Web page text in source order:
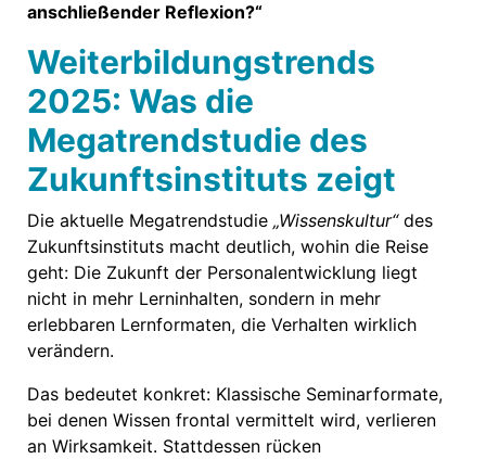
anschließender Reflexion?“
Weiterbildungstrends
2025: Was die
Megatrendstudie des
Zukunftsinstituts zeigt
Die aktuelle Megatrendstudie „Wissenskultur“des
Zukunftsinstituts macht deutlich, wohin die Reise
geht: Die Zukunft der Personalentwicklung liegt
nicht in mehr Lerninhalten, sondern in mehr
erlebbaren Lernformaten, die Verhalten wirklich
verändern.
Das bedeutet konkret: Klassische Seminarformate,
bei denen Wissen frontal vermittelt wird, verlieren
an Wirksamkeit. Stattdessen rücken